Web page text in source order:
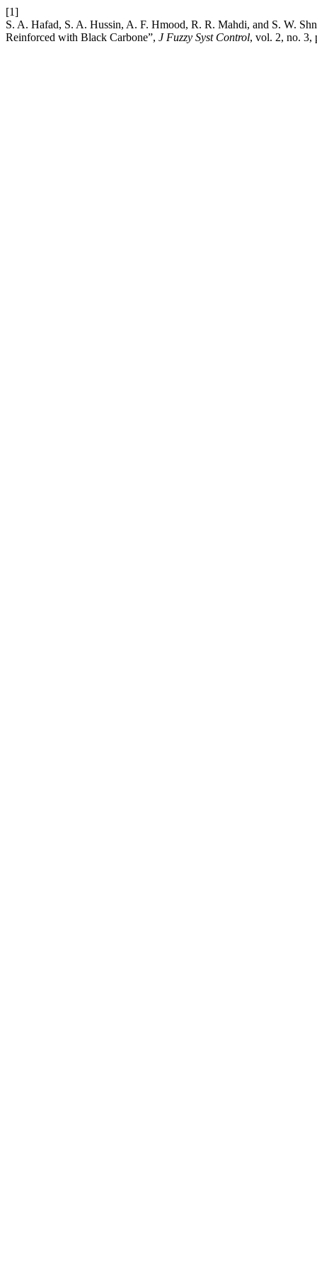
[1]
S. A. Hafad, S. A. Hussin, A. F. Hmood, R. R. Mahdi, and S. W.
Reinforced with Black Carbone”, J Fuzzy Syst Control, vol. 2, no. 3,